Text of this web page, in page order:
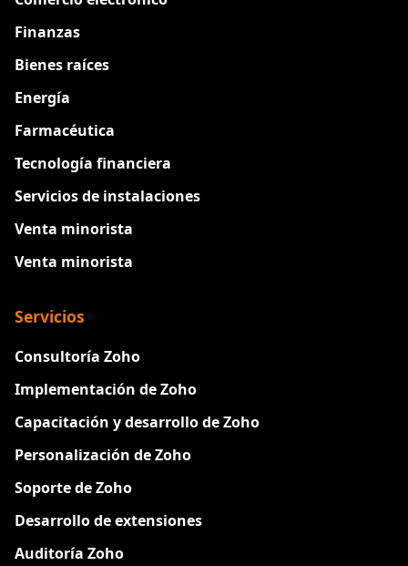
Finanzas
Bienes raíces
Energía
Farmacéutica
Tecnología financiera
Servicios de instalaciones
Venta minorista
Venta minorista
Servicios
Consultoría Zoho
Implementación de Zoho
Capacitación y desarrollo de Zoho
Personalización de Zoho
Soporte de Zoho
Desarrollo de extensiones
Auditoría Zoho